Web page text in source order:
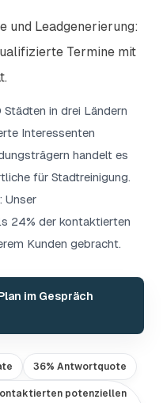
und Leadgenerierung:
Termine mit
in drei Ländern
Interessenten
handelt es
für Stadtreinigung.
Unser
24% der kontaktierten
Kunden gebracht.
im Gespräch
36% Antwortquote
potenziellen